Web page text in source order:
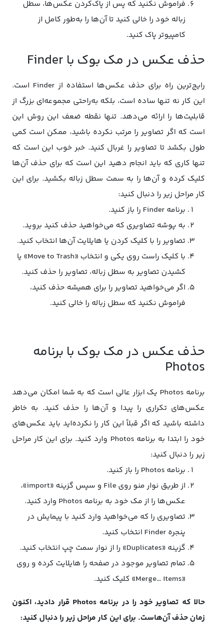
فراموش نکنید که پس از پاک‌کردن عکس‌ها، سطل
زباله خود را خالی کنید تا آن‌ها را به‌طور کامل از
کامپیوتر پاک کنید.
حذف عکس در مک بوک با Finder
رایج‌ترین راه برای حذف عکس‌ها استفاده از Finder است.
این کار نه تنها ساده است، بلکه به‌راحتی مجموعه‌ای بزرگ از
قابلیت‌ها را ارائه می‌دهد. تنها نقطه ضعف این روش این
است که اگر تصاویر را مرتب نکرده باشید، ممکن است کمی
طول بکشد تا تصاویر را غربال کنید. خبر خوب این است که
تنها کاری که باید انجام دهید این است که برای حذف آن‌ها
کلیک کرده و آن‌ها را به سمت سطل زباله بکشید. برای این
کار مراحل زیر را دنبال کنید:
برنامه Finder را باز کنید.
به پوشه تصاویری که می‌خواهید حذف کنید بروید.
تصاویر را با کلیک کردن یا هایلایت آن‌ها انتخاب کنید.
با کلیک راست روی یکی و انتخاب «Move to Trash» یا
کشیدن تصاویر به سطل زباله، تصاویر را حذف کنید.
اگر می‌خواهید تصاویر را برای همیشه حذف کنید،
فراموش نکنید که سطل زباله را خالی کنید.
حذف عکس در مک بوک با برنامه
Photos
برنامه Photos یک ابزار عالی است که به شما امکان می‌دهد
عکس‌های تکراری را پیدا و آن‌ها را حذف کنید. به خاطر
داشته باشید که اگر قبلاً این کار را نکرده‌اید باید عکس‌های
خود را ابتدا به برنامه Photos وارد کنید. برای این کار مراحل
زیر را دنبال کنید:
برنامه Photos را باز کنید.
از طریق نوار منو روی File و سپس گزینه «import»،
عکس‌ها را از مک خود به برنامه Photos وارد کنید.
تصاویری را که می‌خواهید وارد کنید با پیمایش در
پنجره Finder انتخاب کنید.
گزینه «Duplicates» را از نوار سمت چپ انتخاب کنید.
تمام تصاویر موجود در صفحه را هایلایت کرده و روی
«Merge… Items» کلیک کنید.
حالا که تصاویر خود را در برنامه Photos قرار دادید، اکنون
زمان حذف آن‌هاست. برای این کار مراحل زیر را دنبال کنید: